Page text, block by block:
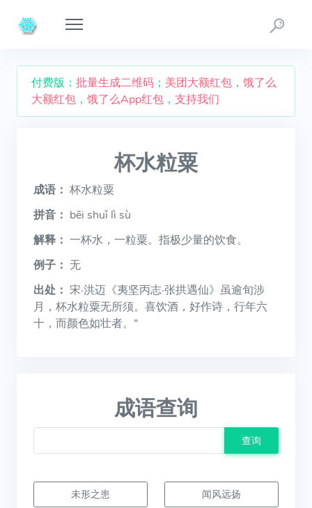
付费版： 批量生成二维码 ； 美团大额红包 ， 饿了么
大额红包 ， 饿了么App红包 ， 支持我们
杯水粒粟
成语： 杯水粒粟
拼音： bēi shuǐ lì sù
解释： 一杯水，一粒粟。指极少量的饮食。
例子： 无
出处： 宋·洪迈《夷坚丙志·张拱遇仙》虽逾旬涉
月，杯水粒粟无所须。喜饮酒，好作诗，行年六
十，而颜色如壮者。”
成语查询
查询
未形之患 闻风远扬